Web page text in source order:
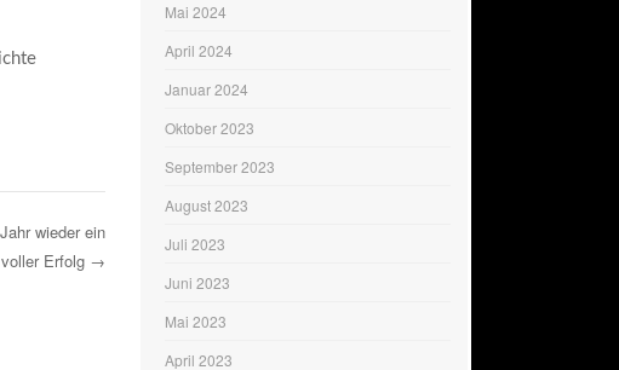
wieder ein
voller Erfolg →
Mai 2024
April 2024
Januar 2024
Oktober 2023
September 2023
August 2023
Juli 2023
Juni 2023
Mai 2023
April 2023